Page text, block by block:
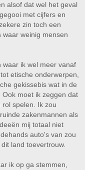
alsof dat wel het geval
met cijfers en
zin toch een
weinig mensen
ik wel meer vanaf
etische onderwerpen,
gekissebis wat in de
moet ik zeggen dat
spelen. Ik zou
zakenmannen als
mij totaal niet
auto's van zou
land toevertrouw.
ik op ga stemmen,